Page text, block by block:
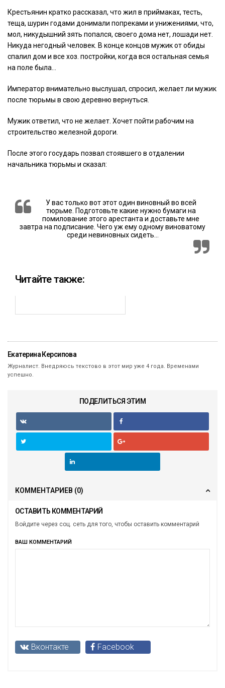
Крестьянин кратко рассказал, что жил в приймаках, тесть,
теща, шурин годами донимали попреками и унижениями, что,
мол, никудышний зять попался, своего дома нет, лошади нет.
Никуда негодный человек. В конце концов мужик от обиды
спалил дом и все хоз. постройки, когда вся остальная семья
на поле была…
Император внимательно выслушал, спросил, желает ли мужик
после тюрьмы в свою деревню вернуться.
Мужик ответил, что не желает. Хочет пойти рабочим на
строительство железной дороги.
После этого государь позвал стоявшего в отдалении
начальника тюрьмы и сказал:
У вас только вот этот один виновный во всей
тюрьме. Подготовьте какие нужно бумаги на
помилование этого арестанта и доставьте мне
завтра на подписание. Чего уж ему одному виноватому
среди невиновных сидеть…
Читайте также:
Екатерина Керсипова
Журналист. Внедряюсь текстово в этот мир уже 4 года. Временами
успешно.
ПОДЕЛИТЬСЯ ЭТИМ
КОММЕНТАРИЕВ (0)
ОСТАВИТЬ КОММЕНТАРИЙ
Войдите через соц. сеть для того, чтобы оставить комментарий
ВАШ КОММЕНТАРИЙ
Вконтакте Facebook